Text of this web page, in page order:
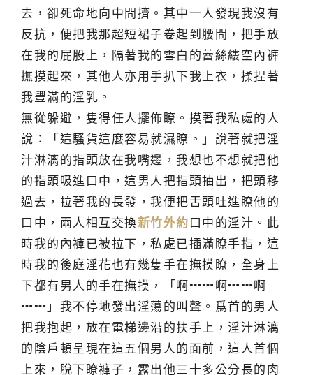
去，卻死命地向中間擠。其中一人發現我沒有
反抗，便把我那超短裙子卷起到腰間，把手放
在我的屁股上，隔著我的雪白的蕾絲縷空內褲
撫摸起來，其他人亦用手扒下我上衣，揉捏著
我豐滿的淫乳。
無從躲避，隻得任人擺佈瞭。摸著我私處的人
說∶「這騷貨這麼容易就濕瞭。」說著就把淫
汁淋漓的指頭放在我嘴邊，我想也不想就把他
的指頭吸進口中，這男人把指頭抽出，把頭移
過去，拉著我的長發，我便把舌頭吐進瞭他的
口中，兩人相互交換新竹外約 口中的淫汁。此
時我的內褲已被拉下，私處已插滿瞭手指，這
時我的後庭淫花也有幾隻手在撫摸瞭，全身上
下都有男人的手在撫摸，「啊┅┅啊┅┅啊
┅┅」我不停地發出淫蕩的叫聲。爲首的男人
把我抱起，放在電梯邊沿的扶手上，淫汁淋漓
的陰戶頓呈現在這五個男人的面前，這人首個
上來，脫下瞭褲子，露出他三十多公分長的肉